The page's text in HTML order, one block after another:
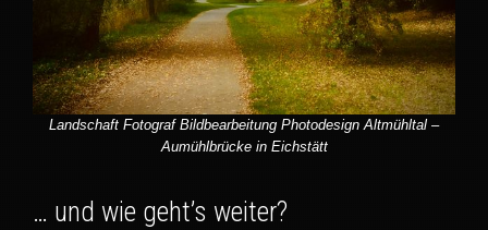
Landschaft Fotograf Bildbearbeitung Photodesign Altmühltal –
Aumühlbrücke in Eichstätt
… und wie geht’s weiter?